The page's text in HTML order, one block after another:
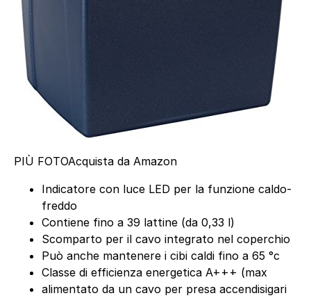
PIÙ FOTOAcquista da Amazon
Indicatore con luce LED per la funzione caldo-
freddo
Contiene fino a 39 lattine (da 0,33 l)
Scomparto per il cavo integrato nel coperchio
Può anche mantenere i cibi caldi fino a 65 °c
Classe di efficienza energetica A+++ (max
alimentato da un cavo per presa accendisigari